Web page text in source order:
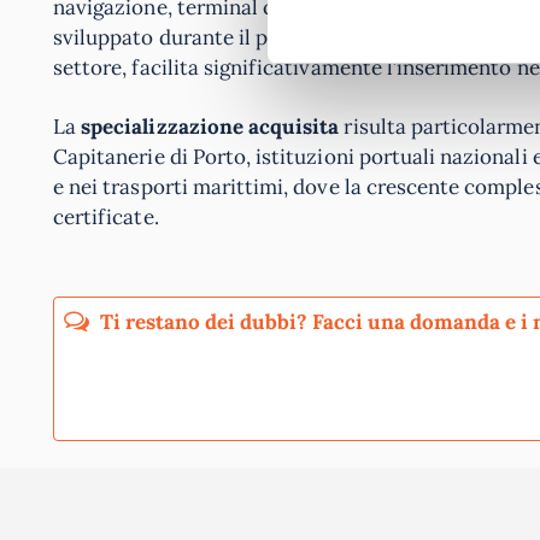
navigazione, terminal container, società di
sviluppato durante il percorso formativo, grazie
settore, facilita significativamente l’inserimento
Laspecializzazione acquisitarisulta
Capitanerie di Porto, istituzioni portuali nazionali
e nei trasporti marittimi, dove la crescente
certificate.
Pubblicando questo commento dai il consenso affinché un cookie salvi i tuoi dati